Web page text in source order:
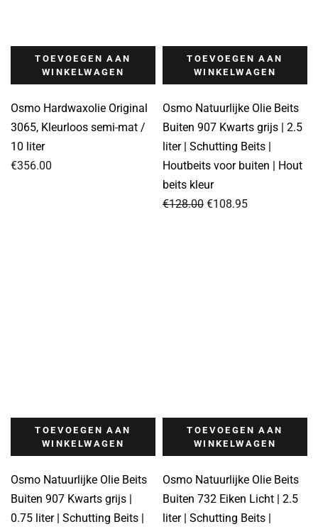
TOEVOEGEN AAN
WINKELWAGEN
Osmo Hardwaxolie Original
3065, Kleurloos semi-mat /
10 liter
€356.00
TOEVOEGEN AAN
WINKELWAGEN
Osmo Natuurlijke Olie Beits
Buiten 907 Kwarts grijs | 2.5
liter | Schutting Beits |
Houtbeits voor buiten | Hout
beits kleur
€128.00
Oorspronkelijke
€108.95
Huidige
TOEVOEGEN AAN
WINKELWAGEN
Osmo Natuurlijke Olie Beits
Buiten 907 Kwarts grijs |
0.75 liter | Schutting Beits |
TOEVOEGEN AAN
WINKELWAGEN
Osmo Natuurlijke Olie Beits
Buiten 732 Eiken Licht | 2.5
liter | Schutting Beits |